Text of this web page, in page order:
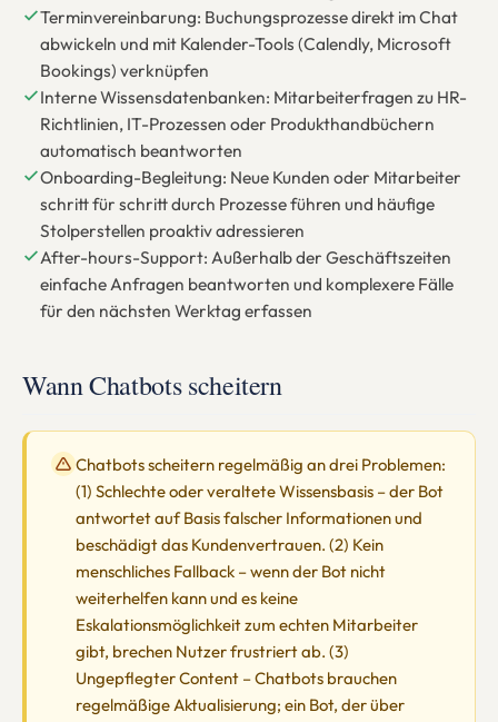
Terminvereinbarung: Buchungsprozesse direkt im Chat
abwickeln und mit Kalender-Tools (Calendly, Microsoft
Bookings) verknüpfen
Interne Wissensdatenbanken: Mitarbeiterfragen zu HR-
Richtlinien, IT-Prozessen oder Produkthandbüchern
automatisch beantworten
Onboarding-Begleitung: Neue Kunden oder Mitarbeiter
schritt für schritt durch Prozesse führen und häufige
Stolperstellen proaktiv adressieren
After-hours-Support: Außerhalb der Geschäftszeiten
einfache Anfragen beantworten und komplexere Fälle
für den nächsten Werktag erfassen
Wann Chatbots scheitern
Chatbots scheitern regelmäßig an drei Problemen:
(1) Schlechte oder veraltete Wissensbasis – der Bot
antwortet auf Basis falscher Informationen und
beschädigt das Kundenvertrauen. (2) Kein
menschliches Fallback – wenn der Bot nicht
weiterhelfen kann und es keine
Eskalationsmöglichkeit zum echten Mitarbeiter
gibt, brechen Nutzer frustriert ab. (3)
Ungepflegter Content – Chatbots brauchen
regelmäßige Aktualisierung; ein Bot, der über